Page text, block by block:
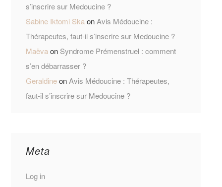
s’inscrire sur Medoucine ?
Sabine Iktomi SkaonAvis Médoucine :
Thérapeutes, faut-il s’inscrire sur Medoucine ?
Maëvaon Syndrome Prémenstruel : comment
s’en débarrasser ?
GeraldineonAvis Médoucine : Thérapeutes,
faut-il s’inscrire sur Medoucine ?
Meta
Log in